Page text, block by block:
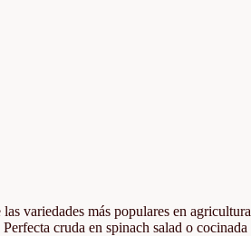
variedades más populares en
cruda en spinach salad o cocinada